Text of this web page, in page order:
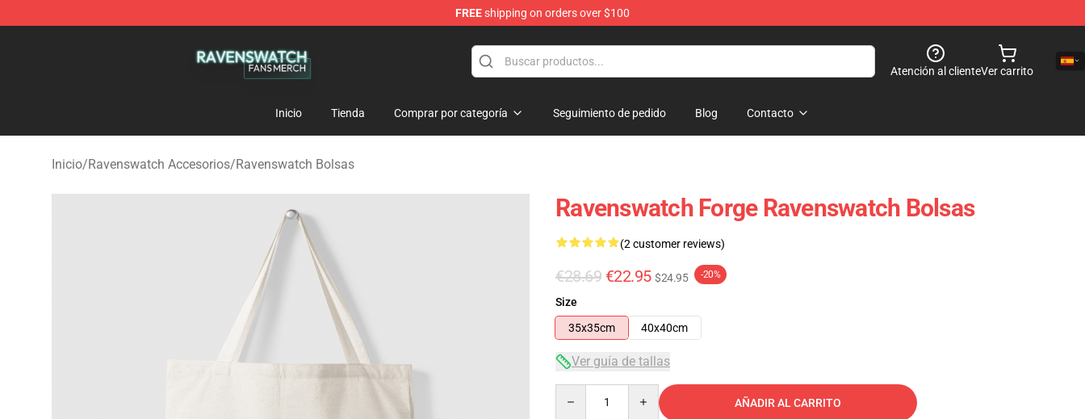
FREEshipping on orders over $100
Atención al clienteVer carrito
Inicio Tienda Comprar por categoría Seguimiento de pedido Blog Contacto
Inicio/Ravenswatch Accesorios/Ravenswatch Bolsas
Ravenswatch Forge Ravenswatch Bolsas
(2 customer reviews)
€28.69 €22.95 $24.95 -20%
Size
35x35cm
40x40cm
Ver guía de tallas
AÑADIR AL CARRITO